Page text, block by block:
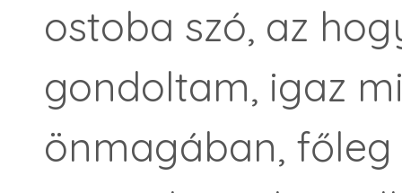
ostoba szó, az
gondoltam, igaz
önmagában,